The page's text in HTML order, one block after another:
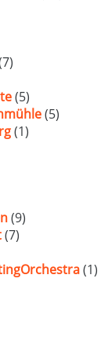
(5)
(5)
(1)
(9)
(7)
(1)